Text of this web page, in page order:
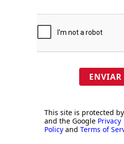
ENVIAR
This site is protected by
and the Google Privacy
Policy and Terms of